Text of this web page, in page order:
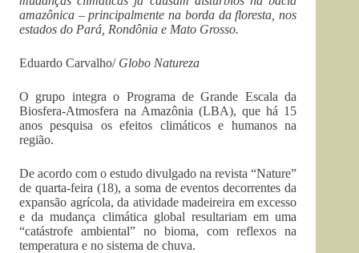
amazônica – principalmente na borda da floresta, nos
estados do Pará, Rondônia e Mato Grosso.
Eduardo Carvalho/Globo Natureza
O grupo integra o Programa de Grande Escala da
Biosfera-Atmosfera na Amazônia (LBA), que há 15
anos pesquisa os efeitos climáticos e humanos na
região.
De acordo com o estudo divulgado na revista “Nature”
de quarta-feira (18), a soma de eventos decorrentes da
expansão agrícola, da atividade madeireira em excesso
e da mudança climática global resultariam em uma
“catástrofe ambiental” no bioma, com reflexos na
temperatura e no sistema de chuva.